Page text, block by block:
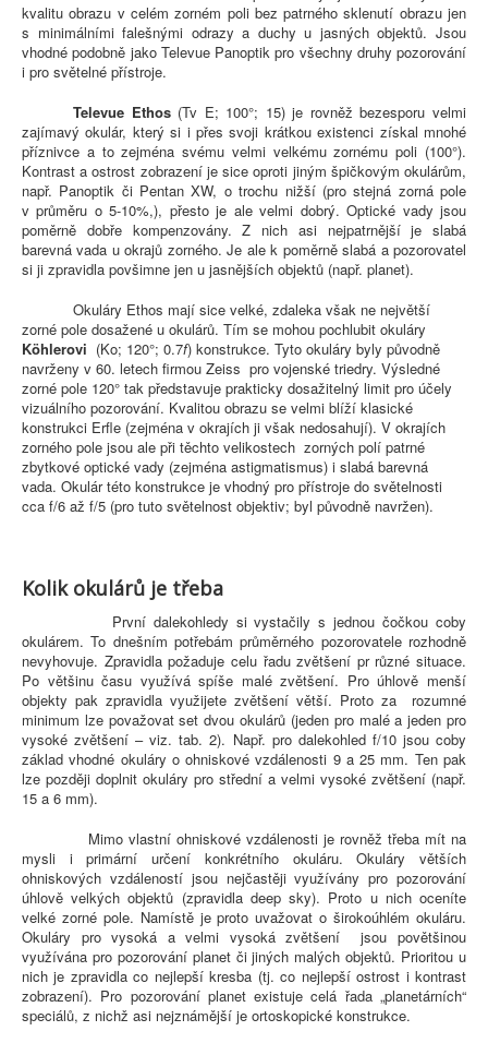
kvalitu obrazu v celém zorném poli bez patrného sklenutí obrazu jen
s minimálními falešnými odrazy a duchy u jasných objektů. Jsou
vhodné podobně jako Televue Panoptik pro všechny druhy pozorování
i pro světelné přístroje.
Televue Ethos(Tv E; 100°; 15) je rovněž bezesporu velmi
zajímavý okulár, který si i přes svoji krátkou existenci získal mnohé
příznivce a to zejména svému velmi velkému zornému poli (100°).
Kontrast a ostrost zobrazení je sice oproti jiným špičkovým okulárům,
např. Panoptik či Pentan XW, o trochu nižší (pro stejná zorná pole
v průměru o 5-10%,), přesto je ale velmi dobrý. Optické vady jsou
poměrně dobře kompenzovány. Z nich asi nejpatrnější je slabá
barevná vada u okrajů zorného. Je ale k poměrně slabá a pozorovatel
si ji zpravidla povšimne jen u jasnějších objektů (např. planet).
Okuláry Ethos mají sice velké, zdaleka však ne největší
zorné pole dosažené u okulárů. Tím se mohou pochlubit okuláry
Köhlerovi (Ko; 120°; 0.7f) konstrukce. Tyto okuláry byly původně
navrženy v 60. letech firmou Zeiss pro vojenské triedry. Výsledné
zorné pole 120° tak představuje prakticky dosažitelný limit pro účely
vizuálního pozorování. Kvalitou obrazu se velmi blíží klasické
konstrukci Erfle (zejména v okrajích ji však nedosahují). V okrajích
zorného pole jsou ale při těchto velikostech zorných polí patrné
zbytkové optické vady (zejména astigmatismus) i slabá barevná
vada. Okulár této konstrukce je vhodný pro přístroje do světelnosti
cca f/6 až f/5 (pro tuto světelnost objektiv; byl původně navržen).
Kolik okulárů je třeba
První dalekohledy si vystačily s jednou čočkou coby
okulárem. To dnešním potřebám průměrného pozorovatele rozhodně
nevyhovuje. Zpravidla požaduje celu řadu zvětšení pr různé situace.
Po většinu času využívá spíše malé zvětšení. Pro úhlově menší
objekty pak zpravidla využijete zvětšení větší. Proto za rozumné
minimum lze považovat set dvou okulárů (jeden pro malé a jeden pro
vysoké zvětšení – viz. tab. 2). Např. pro dalekohled f/10 jsou coby
základ vhodné okuláry o ohniskové vzdálenosti 9 a 25 mm. Ten pak
lze později doplnit okuláry pro střední a velmi vysoké zvětšení (např.
15 a 6 mm).
Mimo vlastní ohniskové vzdálenosti je rovněž třeba mít na
mysli i primární určení konkrétního okuláru. Okuláry větších
ohniskových vzdáleností jsou nejčastěji využívány pro pozorování
úhlově velkých objektů (zpravidla deep sky). Proto u nich oceníte
velké zorné pole. Namístě je proto uvažovat o širokoúhlém okuláru.
Okuláry pro vysoká a velmi vysoká zvětšení jsou povětšinou
využívána pro pozorování planet či jiných malých objektů. Prioritou u
nich je zpravidla co nejlepší kresba (tj. co nejlepší ostrost i kontrast
zobrazení). Pro pozorování planet existuje celá řada „planetárních“
speciálů, z nichž asi nejznámější je ortoskopické konstrukce.